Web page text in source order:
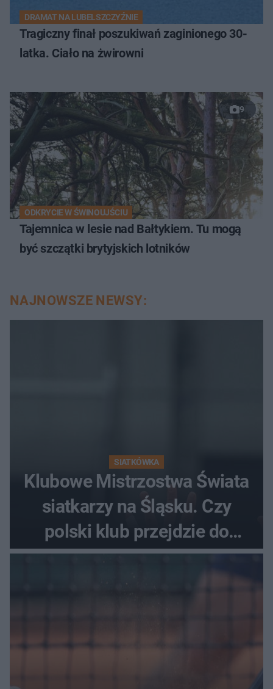
DRAMAT NA LUBELSZCZYŹNIE
Tragiczny finał poszukiwań zaginionego 30-
latka. Ciało na żwirowni
9
ODKRYCIE W ŚWINOUJŚCIU
Tajemnica w lesie nad Bałtykiem. Tu mogą
być szczątki brytyjskich lotników
NAJNOWSZE NEWSY:
SIATKÓWKA
Klubowe Mistrzostwa Świata
siatkarzy na Śląsku. Czy
polski klub przejdzie do
historii